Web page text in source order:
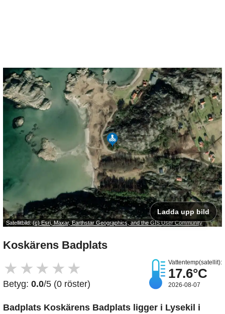
Satellitbild: (c) Esri, Maxar, Earthstar Geographics, and the GIS User Community
Ladda upp bild
Koskärens Badplats
★ ★ ★ ★ ★
Betyg: 0.0/5 (0 röster)
Vattentemp(satellit):
17.6°C
2026-08-07
Badplats Koskärens Badplats ligger i Lysekil i